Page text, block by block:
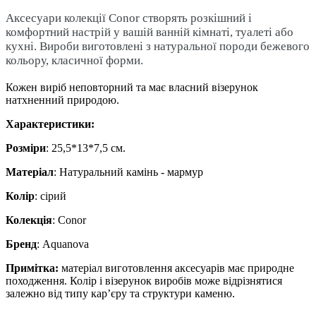
Аксесуари колекції Conor створять розкішний і
комфортний настрій у вашій ванній кімнаті, туалеті або
кухні. Вироби виготовлені з натуральної породи бежевого
кольору, класичної форми.
Кожен виріб неповторний та має власний візерунок
натхненний природою.
​​​​​​​Характеристики:
Розміри: 25,5*13*7,5 см.
Матеріал: Натуральний камінь - мармур
Колір: сірий
Колекція: Conor
Бренд: Aquanova
Примітка: матеріал виготовлення аксесуарів має природне
походження. Колір і візерунок виробів може відрізнятися
залежно від типу кар’єру та структури каменю.